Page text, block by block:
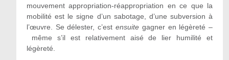
mouvement appropriation-réappropriation en ce que la
mobilité est le signe d’un sabotage, d’une subversion à
l’œuvre. Se délester, c’estensuite gagner en légèreté –
même s’il est relativement aisé de lier humilité et
légèreté.